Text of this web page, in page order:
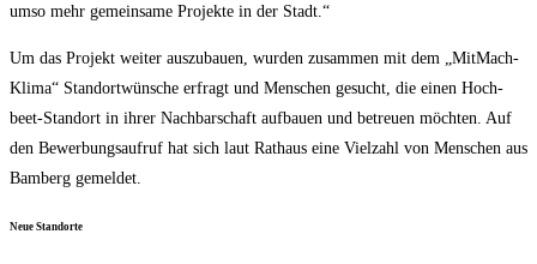
umso mehr gemein­sa­me Pro­jek­te in der Stadt.“
Um das Pro­jekt wei­ter aus­zu­bau­en, wur­den zusam­men mit dem „Mit­Mach­
Kli­ma“ Stand­ort­wün­sche erfragt und Men­schen gesucht, die einen Hoch­
beet-Stand­ort in ihrer Nach­bar­schaft auf­bau­en und betreu­en möch­ten. Auf
den Bewer­bungs­auf­ruf hat sich laut Rat­haus eine Viel­zahl von Men­schen aus
Bam­berg gemeldet.
Neue Stand­or­te